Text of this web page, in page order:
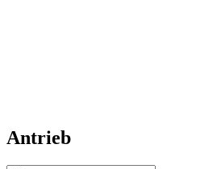
Antrieb